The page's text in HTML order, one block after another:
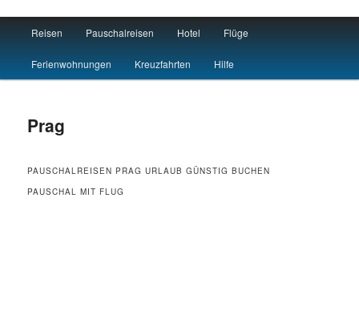
Reisen Hotel Flug
Skip to primary content
Skip to secondary content
Reisen Pauschalreisen Hotel Flüge
Ferienwohnungen Kreuzfahrten Hilfe
Prag
PAUSCHALREISEN PRAG URLAUB GÜNSTIG BUCHEN
PAUSCHAL MIT FLUG